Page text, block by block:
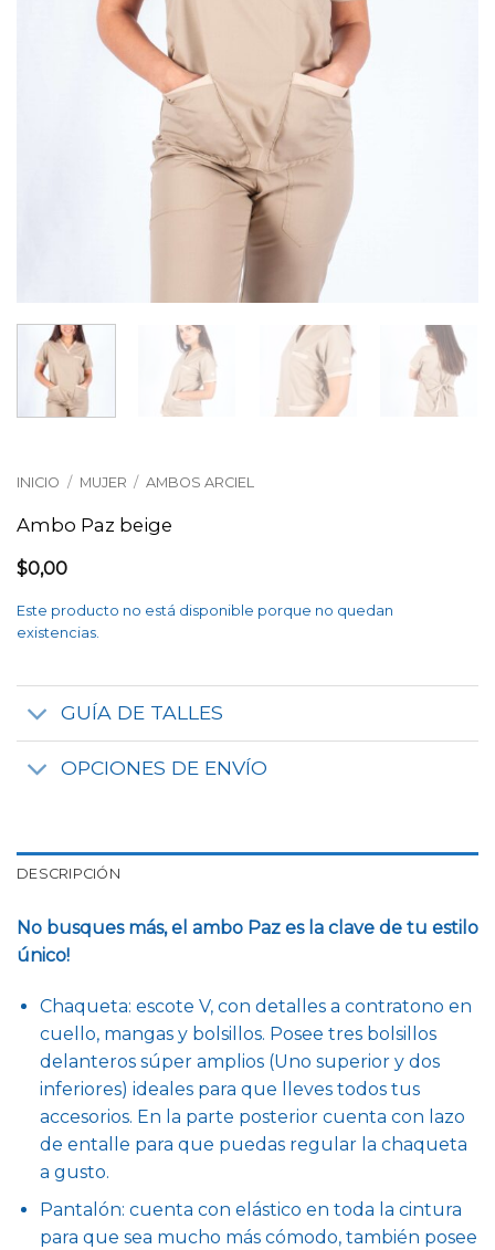
INICIO / MUJER / AMBOS ARCIEL
Ambo Paz beige
$0,00
Este producto no está disponible porque no quedan
existencias.
GUÍA DE TALLES
OPCIONES DE ENVÍO
DESCRIPCIÓN
No busques más, el ambo Paz es la clave de tu estilo
único!
Chaqueta: escote V, con detalles a contratono en
cuello, mangas y bolsillos. Posee tres bolsillos
delanteros súper amplios (Uno superior y dos
inferiores) ideales para que lleves todos tus
accesorios. En la parte posterior cuenta con lazo
de entalle para que puedas regular la chaqueta
a gusto.
Pantalón: cuenta con elástico en toda la cintura
para que sea mucho más cómodo, también posee